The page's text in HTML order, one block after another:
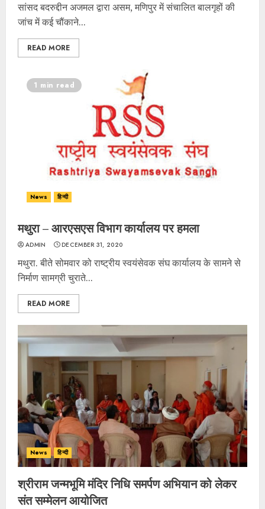
सांसद बदरुद्दीन अजमल द्वारा असम, मणिपुर में संचालित बालगृहों की
जांच में कई चौंकाने...
READ MORE
1 min read
News हिन्दी
मथुरा – आरएसएस विभाग कार्यालय पर हमला
ADMIN DECEMBER 31, 2020
मथुरा. बीते सोमवार को राष्ट्रीय स्वयंसेवक संघ कार्यालय के सामने से
निर्माण सामग्री चुराते...
READ MORE
News हिन्दी
श्रीराम जन्मभूमि मंदिर निधि समर्पण अभियान को लेकर
संत सम्मेलन आयोजित